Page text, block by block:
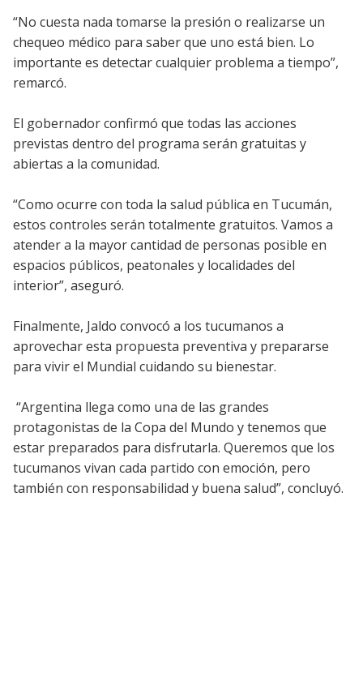
“No cuesta nada tomarse la presión o realizarse un
chequeo médico para saber que uno está bien. Lo
importante es detectar cualquier problema a tiempo”,
remarcó.
El gobernador confirmó que todas las acciones
previstas dentro del programa serán gratuitas y
abiertas a la comunidad.
“Como ocurre con toda la salud pública en Tucumán,
estos controles serán totalmente gratuitos. Vamos a
atender a la mayor cantidad de personas posible en
espacios públicos, peatonales y localidades del
interior”, aseguró.
Finalmente, Jaldo convocó a los tucumanos a
aprovechar esta propuesta preventiva y prepararse
para vivir el Mundial cuidando su bienestar.
“Argentina llega como una de las grandes
protagonistas de la Copa del Mundo y tenemos que
estar preparados para disfrutarla. Queremos que los
tucumanos vivan cada partido con emoción, pero
también con responsabilidad y buena salud”, concluyó.